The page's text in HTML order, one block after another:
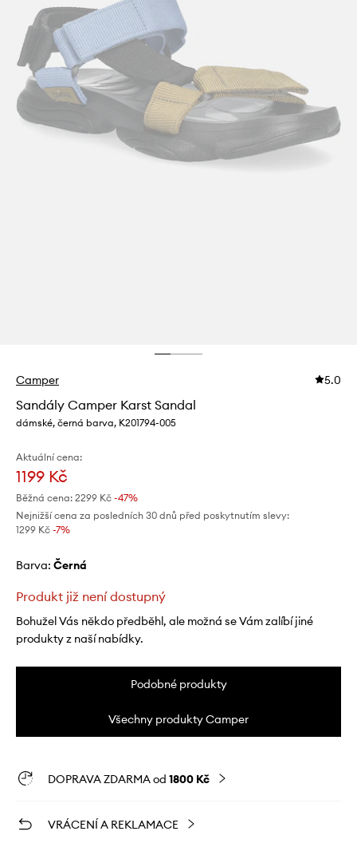
Camper 5.0
Sandály Camper Karst Sandal
dámské, černá barva, K201794-005
Aktuální cena:
1199 Kč
Běžná cena: 2299 Kč -47%
Nejnižší cena za posledních 30 dnů před poskytnutím slevy:
1299 Kč -7%
Barva: černá
Produkt již není dostupný
Bohužel Vás někdo předběhl, ale možná se Vám zalíbí jiné
produkty z naší nabídky.
Podobné produkty
Všechny produkty Camper
DOPRAVA ZDARMA od 1800 Kč
VRÁCENÍ A REKLAMACE